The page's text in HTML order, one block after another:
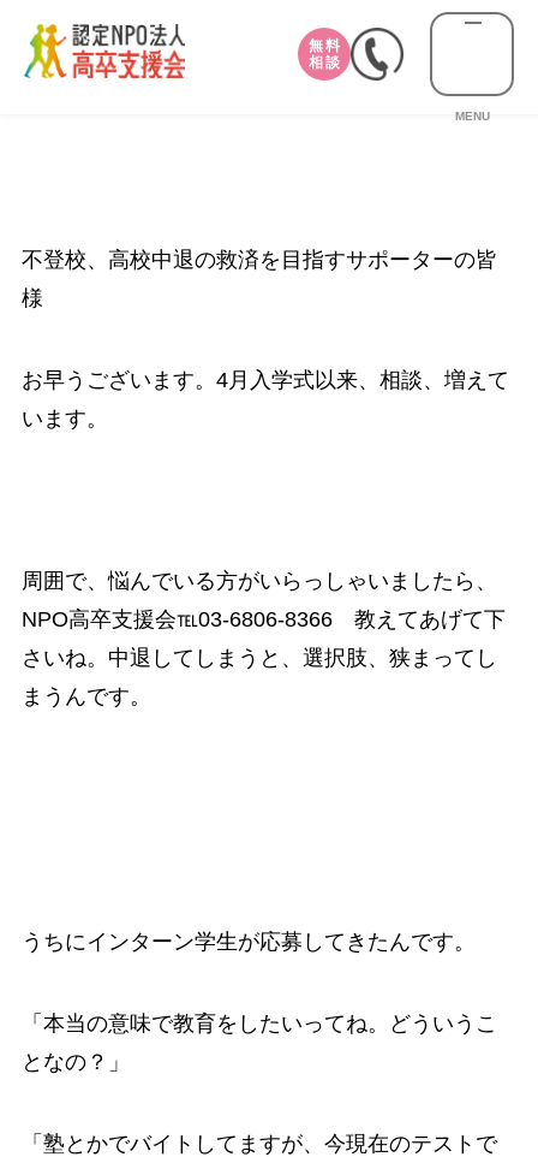
無料
相談
MENU
不登校、高校中退の救済を目指すサポーターの皆
様
お早うございます。4月入学式以来、相談、増えて
います。
周囲で、悩んでいる方がいらっしゃいましたら、
NPO高卒支援会℡03-6806-8366 教えてあげて下
さいね。中退してしまうと、選択肢、狭まってし
まうんです。
うちにインターン学生が応募してきたんです。
「本当の意味で教育をしたいってね。どういうこ
となの？」
「塾とかでバイトしてますが、今現在のテストで